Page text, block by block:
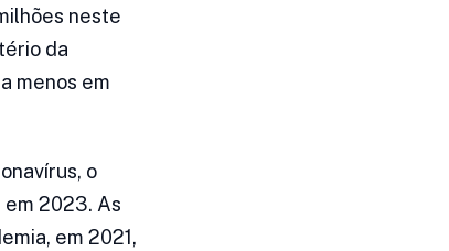
neste
da
menos em
o
em 2023. As
em 2021,